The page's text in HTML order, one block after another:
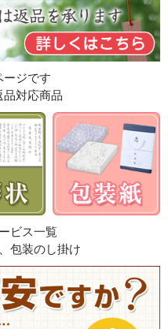
ージです
品対応商品
ビス一覧
包装のし掛け